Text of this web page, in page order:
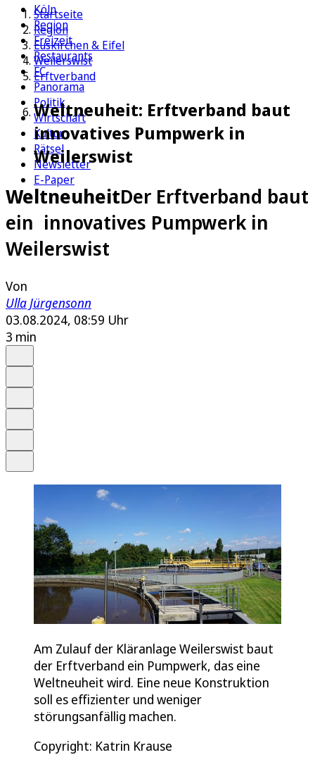
Köln
Region
Freizeit
Restaurants
FC
Panorama
Politik
Wirtschaft
Kultur
Rätsel
Newsletter
E-Paper
Startseite
Region
Euskirchen & Eifel
Weilerswist
Erftverband
Weltneuheit: Erftverband baut
innovatives Pumpwerk in
Weilerswist
WeltneuheitDer Erftverband baut
ein innovatives Pumpwerk in
Weilerswist
Von
Ulla Jürgensonn
03.08.2024, 08:59 Uhr
3 min
Am Zulauf der Kläranlage Weilerswist baut
der Erftverband ein Pumpwerk, das eine
Weltneuheit wird. Eine neue Konstruktion
soll es effizienter und weniger
störungsanfällig machen.
Copyright: Katrin Krause